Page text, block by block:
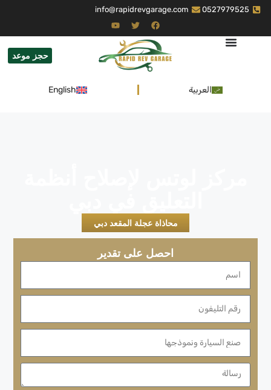
0527979525
info@rapidrevgarage.com
حجز موعد
العربية English
محاذاة عجلة المقعد دبي
احصل على تقدير